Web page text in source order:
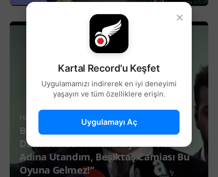
FUTBOL
Beşiktaş İkinci Başkanı Hakan
Daltaban’dan Hakem İsyanı: “Hakem
Adına Utandım, Beşiktaş Camiası Bu
Oyuna Gelmez!”
×
Kartal Record'u Keşfet
Uygulamamızı indirerek en iyi deneyimi
yaşayın ve tüm özelliklere erişin.
Uygulamayı Aç